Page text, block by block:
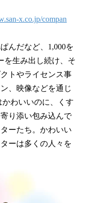
x.co.jp/compan
んだなど、1,000を
を生み出し続け、そ
トやライセンス事
、映像などを通じ
わいいのに、くす
り添い包み込んで
ーたち。かわいい
ーは多くの人々を